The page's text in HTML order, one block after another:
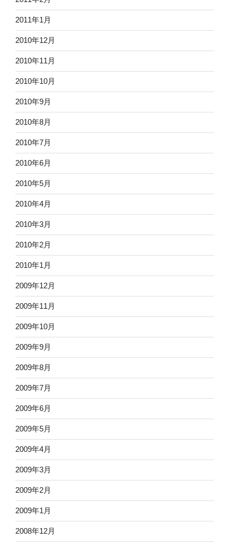
2011年1月
2010年12月
2010年11月
2010年10月
2010年9月
2010年8月
2010年7月
2010年6月
2010年5月
2010年4月
2010年3月
2010年2月
2010年1月
2009年12月
2009年11月
2009年10月
2009年9月
2009年8月
2009年7月
2009年6月
2009年5月
2009年4月
2009年3月
2009年2月
2009年1月
2008年12月